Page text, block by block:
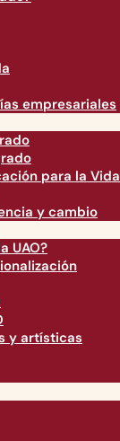
empresariales
para la Vida
y cambio
UAO?
y artísticas